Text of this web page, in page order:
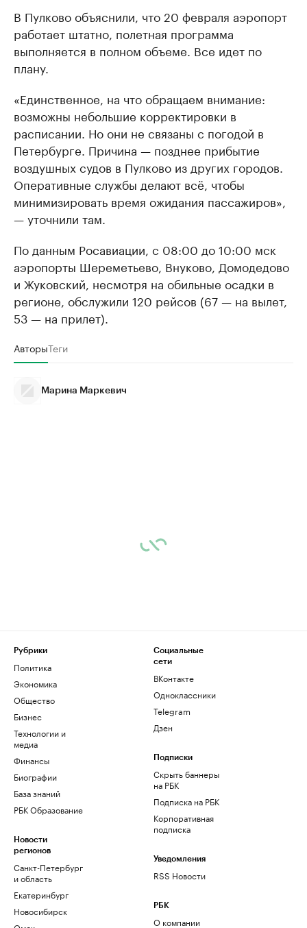
В Пулково объяснили, что 20 февраля аэропорт
работает штатно, полетная программа
выполняется в полном объеме. Все идет по
плану.
«Единственное, на что обращаем внимание:
возможны небольшие корректировки в
расписании. Но они не связаны с погодой в
Петербурге. Причина — позднее прибытие
воздушных судов в Пулково из других городов.
Оперативные службы делают всё, чтобы
минимизировать время ожидания пассажиров»,
— уточнили там.
По данным Росавиации, с 08:00 до 10:00 мск
аэропорты Шереметьево, Внуково, Домодедово
и Жуковский, несмотря на обильные осадки в
регионе, обслужили 120 рейсов (67 — на вылет,
53 — на прилет).
АвторыТеги
Марина Маркевич
Рубрики
Политика
Экономика
Общество
Бизнес
Технологии и
медиа
Финансы
Биографии
База знаний
РБК Образование
Новости
регионов
Санкт-Петербург
и область
Екатеринбург
Новосибирск
Социальные
сети
ВКонтакте
Одноклассники
Telegram
Дзен
Подписки
Скрыть баннеры
на РБК
Подписка на РБК
Корпоративная
подписка
Уведомления
RSS Новости
РБК
О компании